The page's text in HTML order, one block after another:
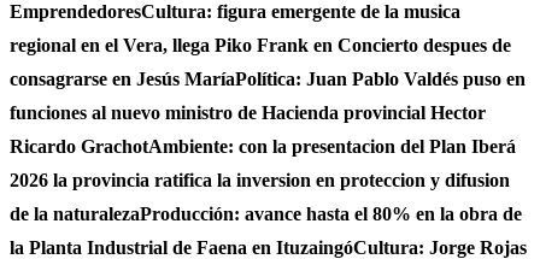
EmprendedoresCultura: figura emergente de la musica
regional en el Vera, llega Piko Frank en Concierto despues de
consagrarse en Jesús MaríaPolítica: Juan Pablo Valdés puso en
funciones al nuevo ministro de Hacienda provincial Hector
Ricardo GrachotAmbiente: con la presentacion del Plan Iberá
2026 la provincia ratifica la inversion en proteccion y difusion
de la naturalezaProducción: avance hasta el 80% en la obra de
la Planta Industrial de Faena en ItuzaingóCultura: Jorge Rojas